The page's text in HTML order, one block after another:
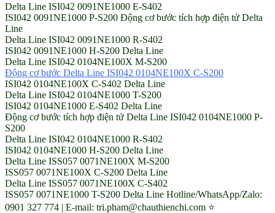
Delta Line ISI042 0091NE1000 E-S402
ISI042 0091NE1000 P-S200 Động cơ bước tích hợp điện tử Delta
Line
Delta Line ISI042 0091NE1000 R-S402
ISI042 0091NE1000 H-S200 Delta Line
Delta Line ISI042 0104NE100X M-S200
Động cơ bước Delta Line ISI042 0104NE100X C-S200
ISI042 0104NE100X C-S402 Delta Line
Delta Line ISI042 0104NE1000 T-S200
ISI042 0104NE1000 E-S402 Delta Line
Động cơ bước tích hợp điện tử Delta Line ISI042 0104NE1000 P-
S200
Delta Line ISI042 0104NE1000 R-S402
ISI042 0104NE1000 H-S200 Delta Line
Delta Line ISS057 0071NE100X M-S200
ISS057 0071NE100X C-S200 Delta Line
Delta Line ISS057 0071NE100X C-S402
ISS057 0071NE1000 T-S200 Delta Line Hotline/WhatsApp/Zalo:
0901 327 774 | E-mail: tri.pham@chauthienchi.com ⭐